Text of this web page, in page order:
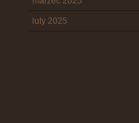
luty 2025